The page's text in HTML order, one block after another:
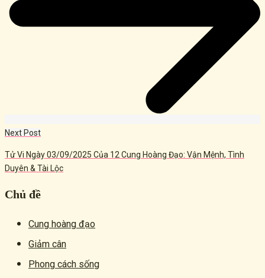
Next Post
Tử Vi Ngày 03/09/2025 Của 12 Cung Hoàng Đạo: Vận Mệnh, Tình
Duyên & Tài Lộc
Chủ đề
Cung hoàng đạo
Giảm cân
Phong cách sống